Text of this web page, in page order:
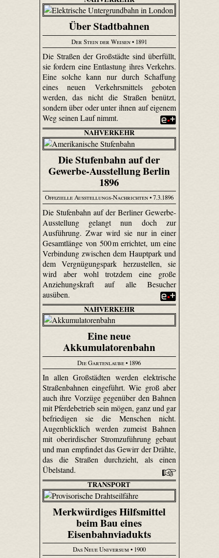
Über Stadtbahnen
Der Stein der Weisen• 1891
Die Straßen der Großstädte sind überfüllt,
sie fordern eine Entlastung ihres Verkehrs.
Eine solche kann nur durch Schaffung
eines neuen Verkehrsmittels geboten
werden, das nicht die Straßen benützt,
sondern über oder unter ihnen auf eigenem
Weg seinen Lauf nimmt.
NAHVERKEHR
Die Stufenbahn auf der
Gewerbe-Ausstellung Berlin
1896
Offizielle Ausstellungs-Nachrichten• 7.3.1896
Die Stufenbahn auf der Berliner Gewerbe-
Ausstellung gelangt nun doch zur
Ausführung. Zwar wird sie nur in einer
Gesamtlänge von 500 m errichtet, um eine
Verbindung zwischen dem Hauptpark und
dem Vergnügungspark herzustellen, sie
wird aber wohl trotzdem eine große
Anziehungskraft auf alle Besucher
ausüben.
NAHVERKEHR
Eine neue
Akkumulatorenbahn
Die Gartenlaube• 1896
In allen Großstädten werden elektrische
Straßenbahnen eingeführt. Wie groß aber
auch ihre Vorzüge gegenüber den Bahnen
mit Pferdebetrieb sein mögen, ganz und gar
befriedigen sie die Menschen nicht.
Augenblicklich werden zumeist Bahnen
mit oberirdischer Stromzuführung gebaut
und man empfindet das Gewirr der Drähte,
das die Straßen durchzieht, als einen
Übelstand.
TRANSPORT
Merkwürdiges Hilfsmittel
beim Bau eines
Eisenbahnviadukts
Das Neue Universum • 1900